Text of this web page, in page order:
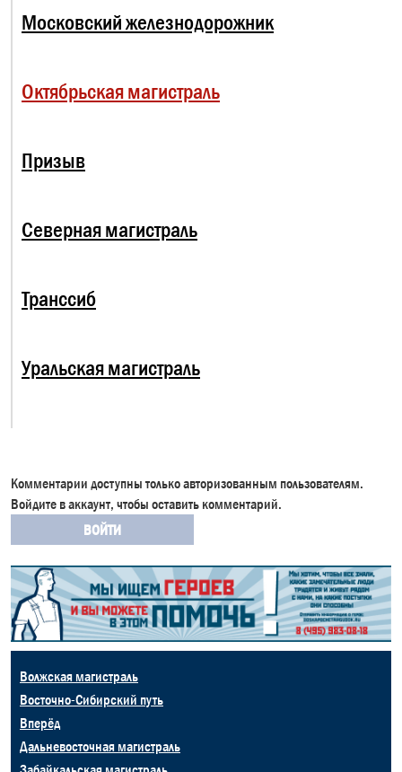
Московский железнодорожник
Октябрьская магистраль
Призыв
Северная магистраль
Транссиб
Уральская магистраль
Комментарии доступны только авторизованным пользователям.
Войдите в аккаунт, чтобы оставить комментарий.
ВОЙТИ
Волжская магистраль
Восточно-Сибирский путь
Вперёд
Дальневосточная магистраль